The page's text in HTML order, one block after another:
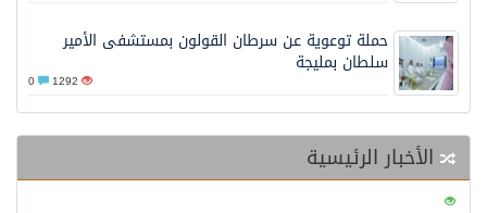
حملة توعوية عن سرطان القولون بمستشفى الأمير
سلطان بمليجة
1292
الأخبار الرئيسية
130